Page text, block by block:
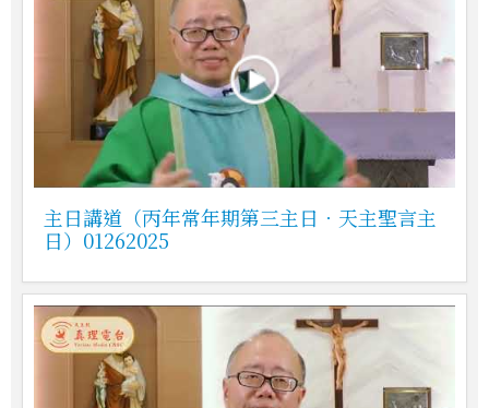
主日講道（丙年常年期第三主日．天主聖言主
日）01262025